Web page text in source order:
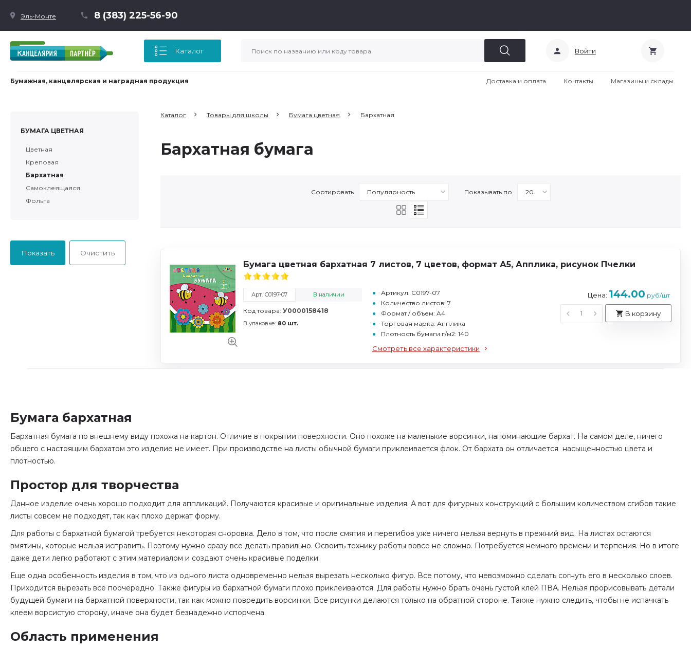
Эль-Монте 8 (383) 225-56-90
Каталог Войти
Бумажная, канцелярская и наградная продукция Доставка и оплата Контакты Магазины и склады
БУМАГА ЦВЕТНАЯ
Цветная
Креповая
Бархатная
Самоклеящаяся
Фольга
Каталог Товары для школы Бумага цветная Бархатная
Бархатная бумага
Сортировать Показывать по
Бумага цветная бархатная 7 листов, 7 цветов, формат А5, Апплика, рисунок Пчелки
Арт. С0197-07 В наличии
Код товара: У0000158418
В упаковке: 80 шт.
Артикул: С0197-07
Количество листов: 7
Формат / объем: A4
Торговая марка: Апплика
Плотность бумаги г/м2: 140
Смотреть все характеристики
Цена: 144.00 руб/шт
В корзину
Бумага бархатная
Бархатная бумага по внешнему виду похожа на картон. Отличие в покрытии поверхности. Оно похоже на маленькие ворсинки, напоминающие бархат. На самом деле, ничего
общего с настоящим бархатом это изделие не имеет. При производстве на листы обычной бумаги приклеивается флок. От бархата он отличается насыщенностью цвета и
плотностью.
Простор для творчества
Данное изделие очень хорошо подходит для аппликаций. Получаются красивые и оригинальные изделия. А вот для фигурных конструкций с большим количеством сгибов такие
листы совсем не подходят, так как плохо держат форму.
Для работы с бархатной бумагой требуется некоторая сноровка. Дело в том, что после смятия и перегибов уже ничего нельзя вернуть в прежний вид. На листах остаются
вмятины, которые нельзя исправить. Поэтому нужно сразу все делать правильно. Освоить технику работы вовсе не сложно. Потребуется немного времени и терпения. Но в итоге
даже дети легко работают с этим материалом и создают очень красивые поделки.
Еще одна особенность изделия в том, что из одного листа одновременно нельзя вырезать несколько фигур. Все потому, что невозможно сделать согнуть его в несколько слоев.
Приходится вырезать всё поочередно. Также фигуры из бархатной бумаги плохо приклеиваются. Для работы нужно брать очень густой клей ПВА. Нельзя прорисовывать детали
будущей бумаги на бархатной поверхности, так как можно повредить ворсинки. Все рисунки делаются только на обратной стороне. Также нужно следить, чтобы не испачкать
клеем ворсистую сторону, иначе она будет безнадежно испорчена.
Область применения